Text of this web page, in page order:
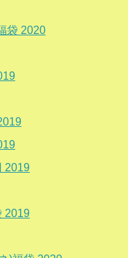
袋 2020
2019
2019